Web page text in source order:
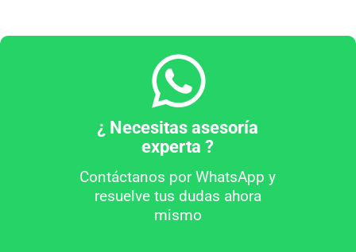
¿ Necesitas asesoría
experta ?
Contáctanos por WhatsApp y
resuelve tus dudas ahora
mismo